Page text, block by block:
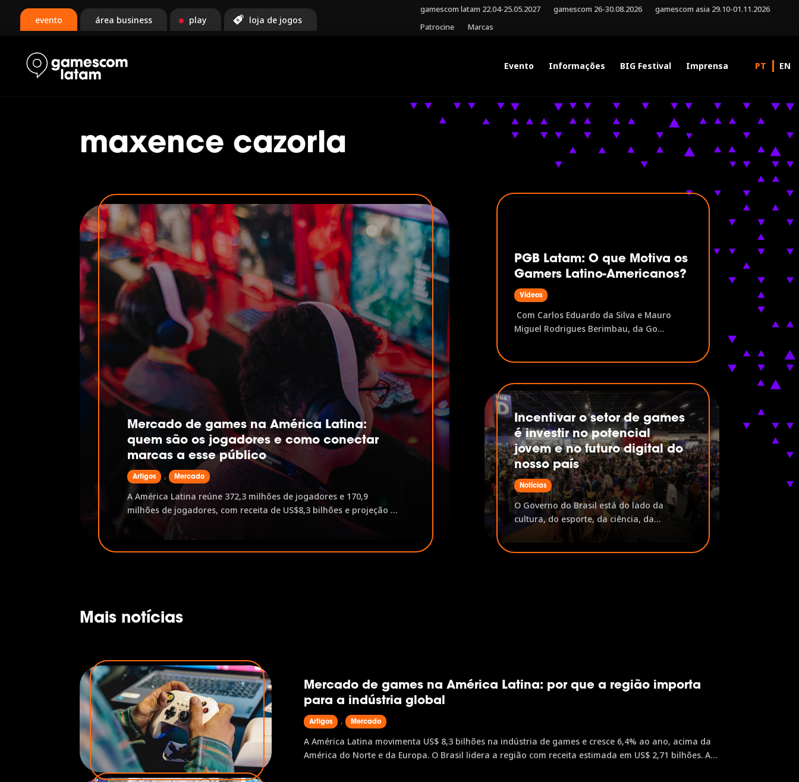
evento área business play loja de jogos
gamescom latam 22.04-25.05.2027 gamescom 26-30.08.2026
gamescom asia 29.10-01.11.2026
Patrocine
Marcas
Evento Informações BIG Festival Imprensa
maxence cazorla
Mercado de games na América Latina:
quem são os jogadores e como conectar
marcas a esse público
Artigos , Mercado
A América Latina reúne 372,3 milhões de jogadores e 170,9
milhões de jogadores, com receita de US$8,3 bilhões e projeção de
US$9,7 bilhões até 2028. O mobile lidera com US$4,4 bilhões, mas
console e PC avançam com força. No Brasil, 75,3% da população
consome jogos digitais, a Geração Z é maioria e as mulheres
PGB Latam: O que Motiva os
Gamers Latino-Americanos?
Vídeos
Com Carlos Eduardo da Silva e Mauro
Miguel Rodrigues Berimbau, da Go
plataformas favoritas e hábitos de jogo
até jornada de compra e relação com
marcas. Neste painel,...
Incentivar o setor de games
é investir no potencial
jovem e no futuro digital do
nosso país
Notícias
O Governo do Brasil está do lado da
cultura, do esporte, da ciência, da
educação, da inclusão e do povo
Mais notícias
Mercado de games na América Latina: por que a região importa
para a indústria global
Artigos , Mercado
A América Latina movimenta US$ 8,3 bilhões na indústria de games e cresce 6,4% ao ano, acima da
América do Norte e da Europa. O Brasil lidera a região com receita estimada em US$ 2,71 bilhões. A